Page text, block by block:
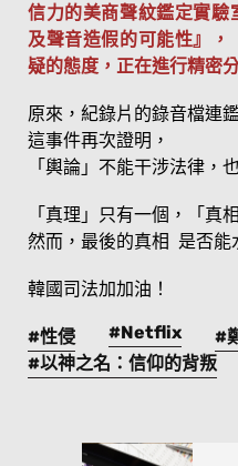
信力的美商聲紋鑑定實驗
及聲音造假的可能性』
疑的態度，正在進行精密
原來，紀錄片的錄音檔連
這事件再次證明，
「輿論」不能干涉法律，
「真理」只有一個，「真
然而，最後的真相 是否能
韓國司法加加油！
#性侵 #Netflix #
#以神之名：信仰的背叛